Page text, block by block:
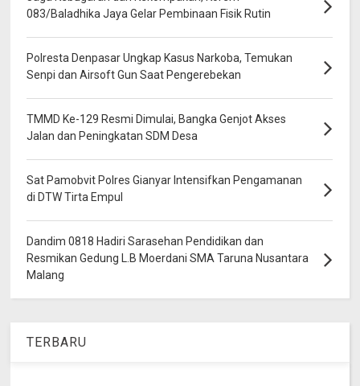
083/Baladhika Jaya Gelar Pembinaan Fisik Rutin
Polresta Denpasar Ungkap Kasus Narkoba, Temukan
Senpi dan Airsoft Gun Saat Pengerebekan
TMMD Ke-129 Resmi Dimulai, Bangka Genjot Akses
Jalan dan Peningkatan SDM Desa
Sat Pamobvit Polres Gianyar Intensifkan Pengamanan
di DTW Tirta Empul
Dandim 0818 Hadiri Sarasehan Pendidikan dan
Resmikan Gedung L.B Moerdani SMA Taruna Nusantara
Malang
TERBARU